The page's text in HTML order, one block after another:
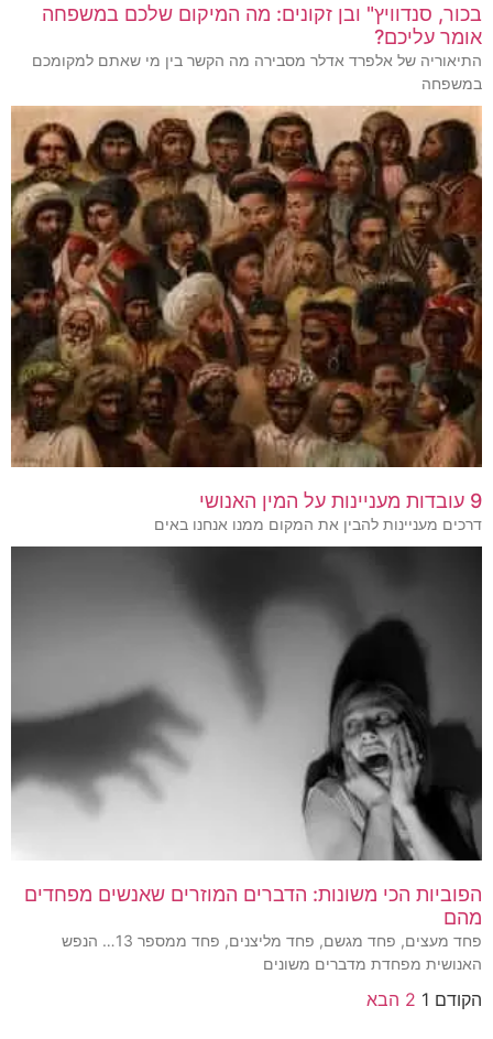
בכור, סנדוויץ" ובן זקונים: מה המיקום שלכם במשפחה
אומר עליכם?
התיאוריה של אלפרד אדלר מסבירה מה הקשר בין מי שאתם למקומכם
במשפחה
9 עובדות מעניינות על המין האנושי
דרכים מעניינות להבין את המקום ממנו אנחנו באים
הפוביות הכי משונות: הדברים המוזרים שאנשים מפחדים
מהם
פחד מעצים, פחד מגשם, פחד מליצנים, פחד ממספר 13… הנפש
האנושית מפחדת מדברים משונים
הקודם 1
2 הבא